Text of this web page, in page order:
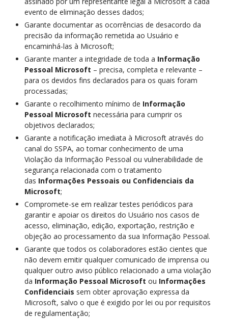
evento de eliminação desses dados;
Garante documentar as ocorrências de desacordo da
precisão da informação remetida ao Usuário e
encaminhá-las à Microsoft;
Garante manter a integridade de toda a Informação
Pessoal Microsoft – precisa, completa e relevante –
para os devidos fins declarados para os quais foram
processadas;
Garante o recolhimento mínimo de Informação
Pessoal Microsoft necessária para cumprir os
objetivos declarados;
Garante a notificação imediata à Microsoft através do
canal do SSPA, ao tomar conhecimento de uma
Violação da Informação Pessoal ou vulnerabilidade de
segurança relacionada com o tratamento
das Informações Pessoais ou Confidenciais da
Microsoft;
Compromete-se em realizar testes periódicos para
garantir e apoiar os direitos do Usuário nos casos de
acesso, eliminação, edição, exportação, restrição e
objeção ao processamento da sua Informação Pessoal.
Garante que todos os colaboradores estão cientes que
não devem emitir qualquer comunicado de imprensa ou
qualquer outro aviso público relacionado a uma violação
da Informação Pessoal Microsoft ou Informações
Confidenciais sem obter aprovação expressa da
Microsoft, salvo o que é exigido por lei ou por requisitos
de regulamentação;